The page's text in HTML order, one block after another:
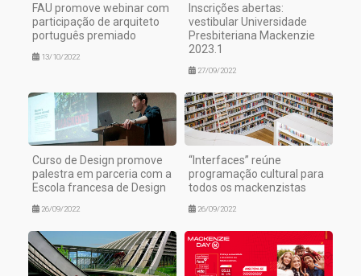
FAU promove webinar com
participação de arquiteto
português premiado
13/10/2022
Inscrições abertas:
vestibular Universidade
Presbiteriana Mackenzie
2023.1
27/09/2022
Curso de Design promove
palestra em parceria com a
Escola francesa de Design
26/09/2022
“Interfaces” reúne
programação cultural para
todos os mackenzistas
26/09/2022